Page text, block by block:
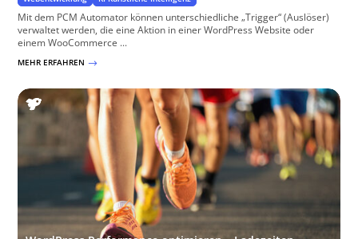
Mit dem PCM Automator können unterschiedliche „Trigger“ (Auslöser)
verwaltet werden, die eine Aktion in einer WordPress Website oder
einem WooCommerce ...
MEHR ERFAHREN $